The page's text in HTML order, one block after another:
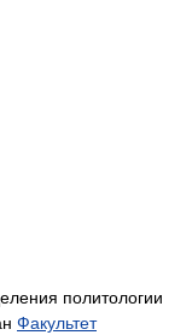
политологии
Факультет